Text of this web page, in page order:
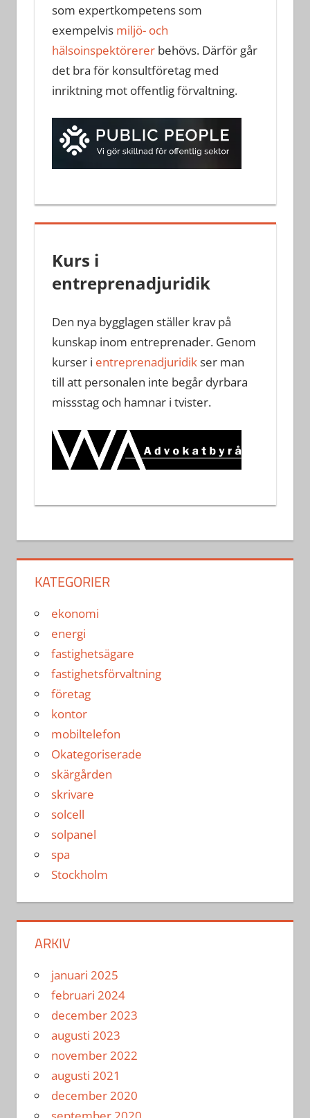
som expertkompetens som
exempelvis miljö- och
hälsoinspektörerer behövs. Därför går
det bra för konsultföretag med
inriktning mot offentlig förvaltning.
Kurs i
entreprenadjuridik
Den nya bygglagen ställer krav på
kunskap inom entreprenader. Genom
kurser i entreprenadjuridikser man
till att personalen inte begår dyrbara
missstag och hamnar i tvister.
KATEGORIER
ekonomi
energi
fastighetsägare
fastighetsförvaltning
företag
kontor
mobiltelefon
Okategoriserade
skärgården
skrivare
solcell
solpanel
spa
Stockholm
ARKIV
januari 2025
februari 2024
december 2023
augusti 2023
november 2022
augusti 2021
december 2020